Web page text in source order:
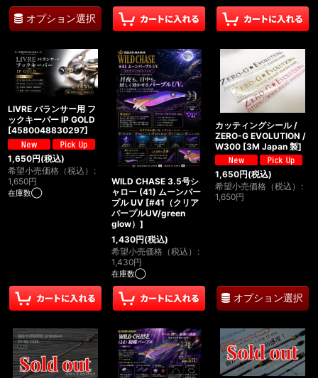
オプション選択
LIVRE バランサー用 フ
ックキーパー IP GOLD
[4580048830297]
1,650円(税込)
希望小売価格（税込） :
1,650円
在庫数◯
WILD CHASE 3.5号シ
ャロー (41) ムーンパー
プル UV [#41（クリア
パープルUV/green
glow） ]
1,430円(税込)
希望小売価格（税込） :
1,430円
在庫数◯
カッティングシール /
ZERO-G EVOLUTION /
W300 [3M Japan 製]
1,650円(税込)
希望小売価格（税込） :
1,650円
オプション選択